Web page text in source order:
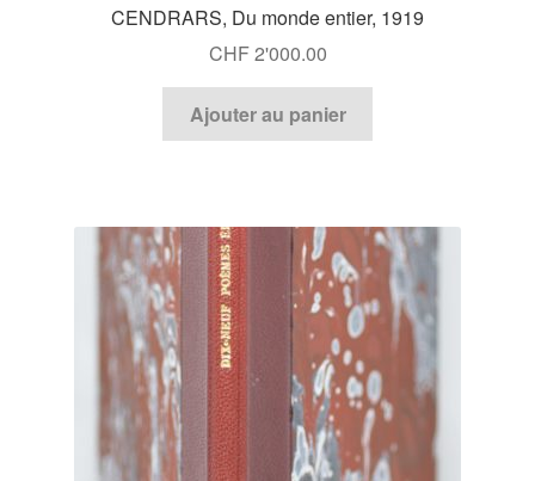
CENDRARS, Du monde entier, 1919
CHF2'000.00
Ajouter au panier